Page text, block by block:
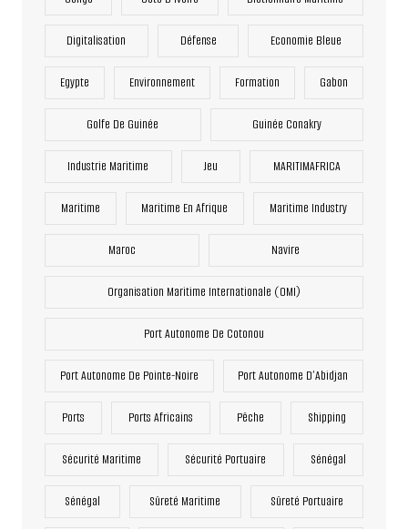
Digitalisation Défense Economie Bleue
Egypte Environnement Formation Gabon
Golfe De Guinée Guinée Conakry
Industrie Maritime Jeu MARITIMAFRICA
Maritime Maritime En Afrique Maritime Industry
Maroc Navire
Organisation Maritime Internationale (OMI)
Port Autonome De Cotonou
Port Autonome De Pointe-Noire Port Autonome D’Abidjan
Ports Ports Africains Pêche Shipping
Sécurité Maritime Sécurité Portuaire Sénégal
Sénégal Sûreté Maritime Sûreté Portuaire